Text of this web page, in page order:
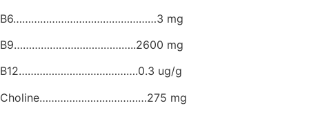
B6…………………………………………3 mg
B9…………………………………..2600 mg
B12………………………………….0.3 ug/g
Choline………………………………275 mg